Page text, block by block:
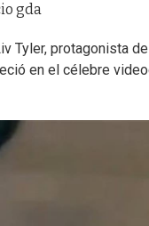
gda
Tyler, protagonista
en el célebre